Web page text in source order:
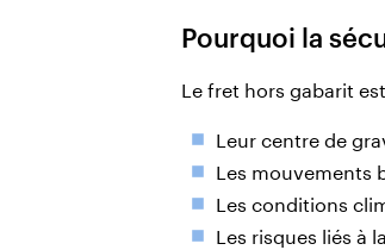
Pourquoi la
Le fret hors gabarit
Leur centre de
Les mouvements
Les conditions
Les risques liés à